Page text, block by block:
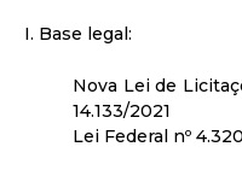
I. Base legal:
Nova Lei de
14.133/2021
Lei Federal nº